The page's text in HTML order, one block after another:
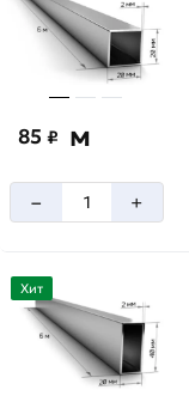
85 ₽ м
– +
Хит